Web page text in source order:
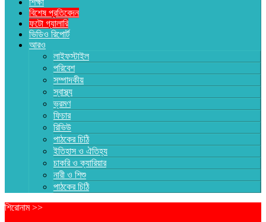
শিক্ষা
বিশেষ প্রতিবেদন
ফটো গ্যালারি
ভিডিও রিপোর্ট
আরও
লাইফস্টাইল
পরিবেশ
সম্পাদকীয়
স্বাস্থ্য
ভ্রমণ
ফিচার
রিভিউ
পাঠকের চিঠি
ইতিহাস ও ঐতিহ্য
চাকরি ও ক্যারিয়ার
নারী ও শিশু
পাঠকের চিঠি
শিরোনাম >>